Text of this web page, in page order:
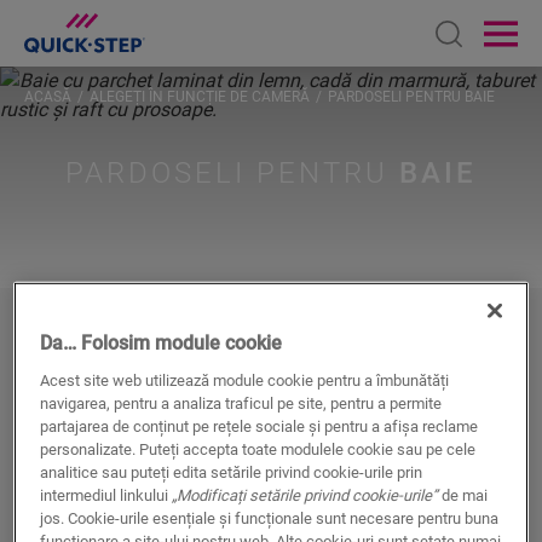
Open
ACASĂ ALEGEȚI ÎN FUNCȚIE DE CAMERĂ PARDOSELI PENTRU BAIE
Cum să alegeți pardoseala perfectă
pentru baie
Baia dvs. este locul undevă relaxați și detensionați
și totodată locul unde copiii dvs. se bălăcesc și se
amuză în cadă. Este locul în care vă calmați durerile
musculare la duș după un antrenament intens și vă
Da… Folosim module cookie
Acest site web utilizează module cookie pentru a îmbunătăți
navigarea, pentru a analiza traficul pe site, pentru a permite
partajarea de conținut pe rețele sociale și pentru a afișa reclame
personalizate. Puteți accepta toate modulele cookie sau pe cele
analitice sau puteți edita setările privind cookie-urile prin
intermediul linkului „Modificați setările privind cookie-urile”de mai
jos. Cookie-urile esențiale și funcționale sunt necesare pentru buna